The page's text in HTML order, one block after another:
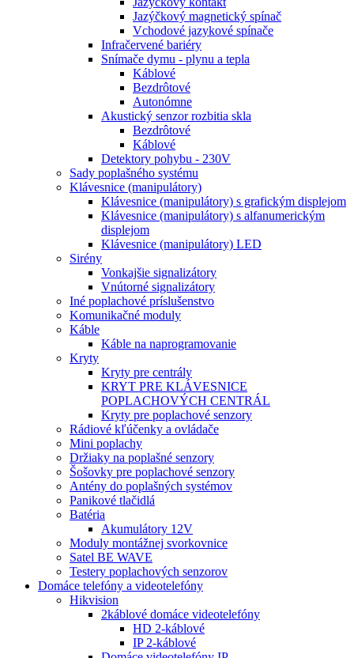
Jazýčkový magnetický spínač
Vchodové jazykové spínače
Infračervené bariéry
Snímače dymu - plynu a tepla
Káblové
Bezdrôtové
Autonómne
Akustický senzor rozbitia skla
Bezdrôtové
Káblové
Detektory pohybu - 230V
Sady poplašného systému
Klávesnice (manipulátory)
Klávesnice (manipulátory) s grafickým displejom
Klávesnice (manipulátory) s alfanumerickým
displejom
Klávesnice (manipulátory) LED
Sirény
Vonkajšie signalizátory
Vnútorné signalizátory
Iné poplachové príslušenstvo
Komunikačné moduly
Káble
Káble na naprogramovanie
Kryty
Kryty pre centrály
KRYT PRE KLÁVESNICE
POPLACHOVÝCH CENTRÁL
Kryty pre poplachové senzory
Rádiové kľúčenky a ovládače
Mini poplachy
Držiaky na poplašné senzory
Šošovky pre poplachové senzory
Antény do poplašných systémov
Panikové tlačidlá
Batéria
Akumulátory 12V
Moduly montážnej svorkovnice
Satel BE WAVE
Testery poplachových senzorov
Domáce telefóny a videotelefóny
Hikvision
2káblové domáce videotelefóny
HD 2-káblové
IP 2-káblové